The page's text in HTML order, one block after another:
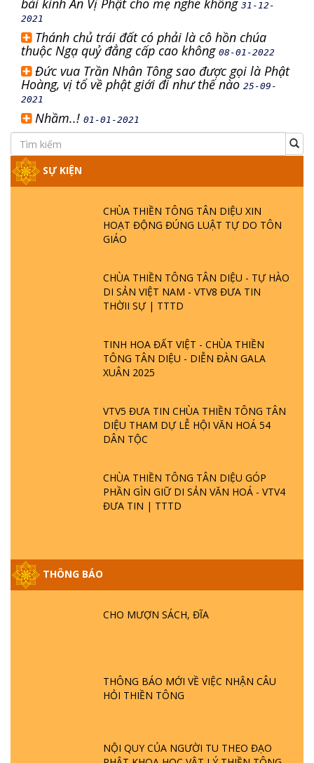
bài kinh An Vị Phật cho mẹ nghe không 31-12-
2021
Thánh chủ trái đất có phải là cô hồn chúa
thuộc Ngạ quỷ đẳng cấp cao không 08-01-2022
Đức vua Trần Nhân Tông sao được gọi là Phật
Hoàng, vị tổ về phật giới đi như thế nào 25-09-
2021
Nhầm..! 01-01-2021
SỰ KIỆN
CHÙA THIỀN TÔNG TÂN DIỆU XIN
HOẠT ĐỘNG ĐÚNG LUẬT TỰ DO TÔN
GIÁO
CHÙA THIỀN TÔNG TÂN DIỆU - TỰ HÀO
DI SẢN VIỆT NAM - VTV8 ĐƯA TIN
THỜII SỰ | TTTD
TINH HOA ĐẤT VIỆT - CHÙA THIỀN
TÔNG TÂN DIỆU - DIỄN ĐÀN GALA
XUÂN 2025
VTV5 ĐƯA TIN CHÙA THIỀN TÔNG TÂN
DIỆU THAM DỰ LỄ HỘI VĂN HOÁ 54
DÂN TỘC
CHÙA THIỀN TÔNG TÂN DIỆU GÓP
PHẦN GÌN GIỮ DI SẢN VĂN HOÁ - VTV4
ĐƯA TIN | TTTD
THÔNG BÁO
CHO MƯỢN SÁCH, ĐĨA
THÔNG BÁO MỚI VỀ VIỆC NHẬN CÂU
HỎI THIỀN TÔNG
NỘI QUY CỦA NGƯỜI TU THEO ĐẠO
GIẢI ĐÁP ĐẶC BIỆT P25 - SUỐT 49 NĂM
HỘI GÌ? TỬ VÌ ĐẠO
PHẬT GIỚI CÓ THỜI GIAN KHÔNG? |
TTTD
LÀ AI? QUỶ SA TĂNG? | TTTD